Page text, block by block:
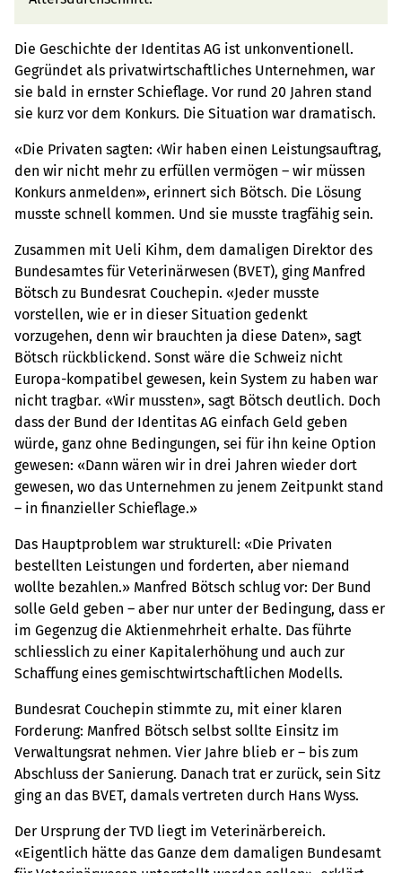
Die Geschichte der Identitas AG ist unkonventionell.
Gegründet als privatwirtschaftliches Unternehmen, war
sie bald in ernster Schieflage. Vor rund 20 Jahren stand
sie kurz vor dem Konkurs. Die Situation war dramatisch.
«Die Privaten sagten: ‹Wir haben einen Leistungsauftrag,
den wir nicht mehr zu erfüllen vermögen – wir müssen
Konkurs anmelden›», erinnert sich Bötsch. Die Lösung
musste schnell kommen. Und sie musste tragfähig sein.
Zusammen mit Ueli Kihm, dem damaligen Direktor des
Bundesamtes für Veterinärwesen (BVET), ging Manfred
Bötsch zu Bundesrat Couchepin. «Jeder musste
vorstellen, wie er in dieser Situation gedenkt
vorzugehen, denn wir brauchten ja diese Daten», sagt
Bötsch rückblickend. Sonst wäre die Schweiz nicht
Europa-kompatibel gewesen, kein System zu haben war
nicht tragbar. «Wir mussten», sagt Bötsch deutlich. Doch
dass der Bund der Identitas AG einfach Geld geben
würde, ganz ohne Bedingungen, sei für ihn keine Option
gewesen: «Dann wären wir in drei Jahren wieder dort
gewesen, wo das Unternehmen zu jenem Zeitpunkt stand
– in finanzieller Schieflage.»
Das Hauptproblem war strukturell: «Die Privaten
bestellten Leistungen und forderten, aber niemand
wollte bezahlen.» Manfred Bötsch schlug vor: Der Bund
solle Geld geben – aber nur unter der Bedingung, dass er
im Gegenzug die Aktienmehrheit erhalte. Das führte
schliesslich zu einer Kapitalerhöhung und auch zur
Schaffung eines gemischtwirtschaftlichen Modells.
Bundesrat Couchepin stimmte zu, mit einer klaren
Forderung: Manfred Bötsch selbst sollte Einsitz im
Verwaltungsrat nehmen. Vier Jahre blieb er – bis zum
Abschluss der Sanierung. Danach trat er zurück, sein Sitz
ging an das BVET, damals vertreten durch Hans Wyss.
Der Ursprung der TVD liegt im Veterinärbereich.
«Eigentlich hätte das Ganze dem damaligen Bundesamt